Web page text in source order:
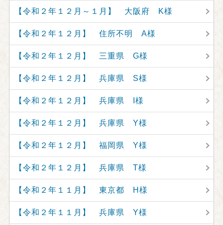
【令和２年１２月～１月】 大阪府 K様
【令和２年１２月】 住所不明 A様
【令和２年１２月】 三重県 G様
【令和２年１２月】 兵庫県 S様
【令和２年１２月】 兵庫県 I様
【令和２年１２月】 兵庫県 Y様
【令和２年１２月】 福岡県 Y様
【令和２年１２月】 兵庫県 T様
【令和２年１１月】 東京都 H様
【令和２年１１月】 兵庫県 Y様